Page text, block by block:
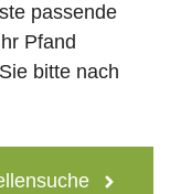
passende
Pfand
bitte nach